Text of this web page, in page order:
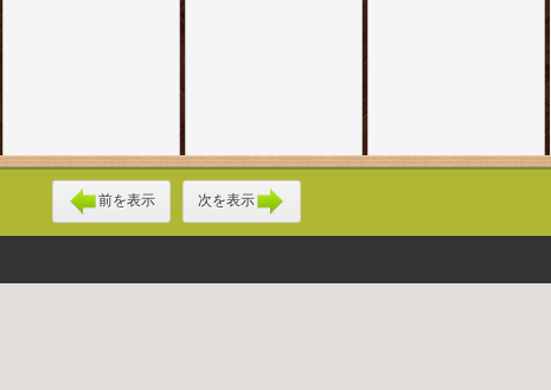
前を表示 次を表示